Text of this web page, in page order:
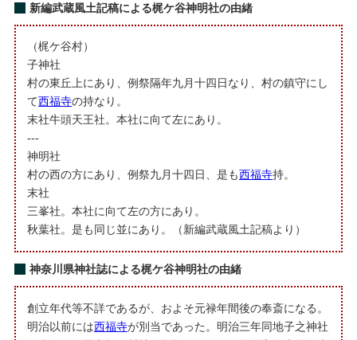
新編武蔵風土記稿による梶ケ谷神明社の由緒
（梶ケ谷村）
子神社
村の東丘上にあり、例祭隔年九月十四日なり、村の鎮守にし
て西福寺の持なり。
末社牛頭天王社。本社に向て左にあり。
---
神明社
村の西の方にあり、例祭九月十四日、是も西福寺持。
末社
三峯社。本社に向て左の方にあり。
秋葉社。是も同じ並にあり。（新編武蔵風土記稿より）
神奈川県神社誌による梶ケ谷神明社の由緒
創立年代等不詳であるが、およそ元禄年間後の奉斎になる。
明治以前には西福寺が別当であった。明治三年同地子之神社